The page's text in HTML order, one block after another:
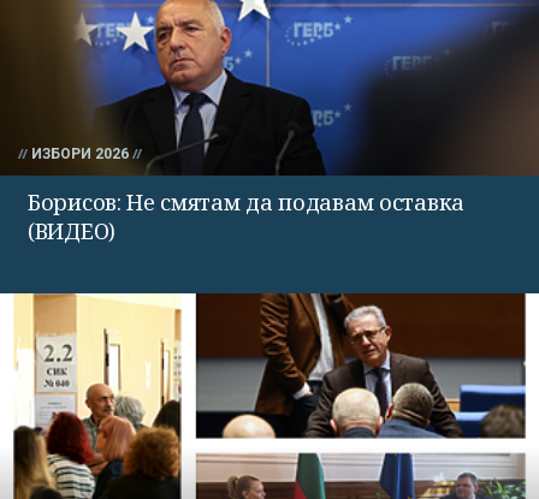
ИЗБОРИ 2026
Борисов: Не смятам да подавам оставка
(ВИДЕО)